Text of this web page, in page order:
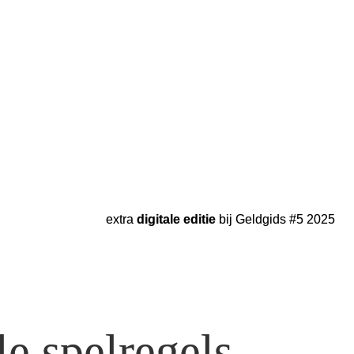
extra digitale editie bij Geldgids #5 2025